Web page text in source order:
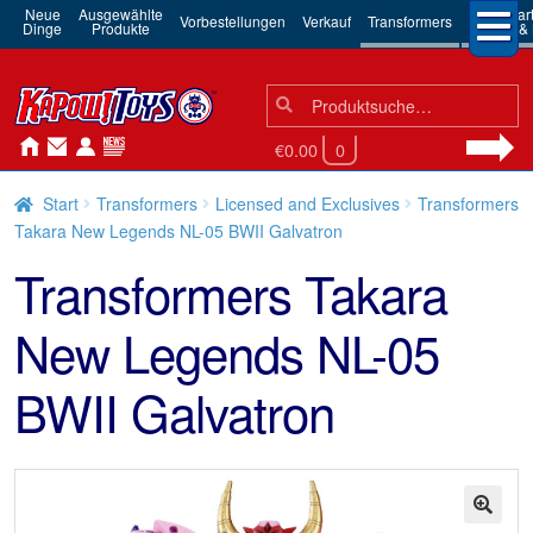
Neue
Dinge
Ausgewählte
Produkte Vorbestellungen Verkauf Transformers 3rd
Robots
Suchen
nach:
Suche
€0.00 0
Start Transformers Licensed and Exclusives
Transformers
Takara New Legends NL-05 BWII Galvatron
Transformers Takara
New Legends NL-05
BWII Galvatron